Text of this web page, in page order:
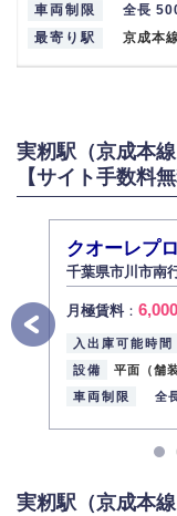
車両制限
全長
最寄り駅
京成本
実籾駅（京成本
【サイト手数料
クオーレプ
千葉県市川市南
月極賃料： 6,000
入出庫可能時間
設備
平面（舗
車両制限
全
実籾駅（京成本